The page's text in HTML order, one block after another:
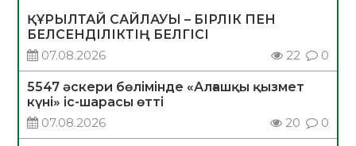
ҚҰРЫЛТАЙ САЙЛАУЫ – БІРЛІК ПЕН
БЕЛСЕНДІЛІКТІҢ БЕЛГІСІ
07.08.2026
22 0
5547 әскери бөлімінде «Алғашқы қызмет
күні» іс-шарасы өтті
07.08.2026
20 0